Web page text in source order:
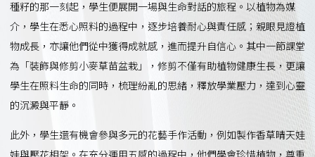
種籽的那一刻起，學生便展開一場與生命對話的旅程。以植物為媒
介，學生在悉心照料的過程中，逐步培養耐心與責任感；親眼見證植
物成長，亦讓他們從中獲得成就感，進而提升自信心。其中一節課堂
為「裝飾與修剪小麥草苗盆栽」，修剪不僅有助植物健康生長，更讓
學生在照料生命的同時，梳理紛亂的思緒，釋放學業壓力，達到心靈
的沉澱與平靜。
此外，學生還有機會參與多元的花藝手作活動，例如製作香草晴天娃